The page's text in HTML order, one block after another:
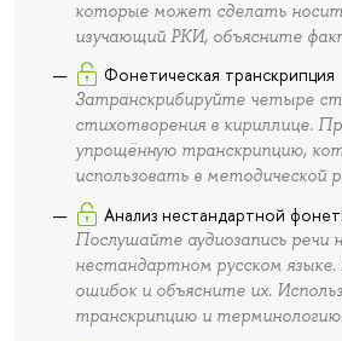
которые может сделать
изучающий РКИ, объясните
Фонетическая транскрипция
Затранскрибируйте четыре
стихотворения в кириллице.
упрощённую транскрипцию,
использовать в методической
Анализ нестандартной
Послушайте аудиозапись речи
нестандартном русском
ошибок и объясните их.
транскрипцию и